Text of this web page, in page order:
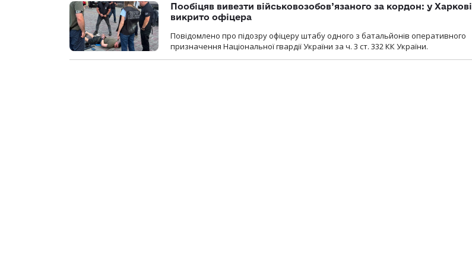
Пообіцяв вивезти військовозобов’язаного за кордон: у Харкові
викрито офіцера
Повідомлено про підозру офіцеру штабу одного з батальйонів оперативного
призначення Національної гвардії України за ч. 3 ст. 332 КК України.